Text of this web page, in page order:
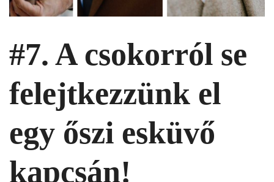
#7. A csokorról se
felejtkezzünk el
egy őszi esküvő
kapcsán!